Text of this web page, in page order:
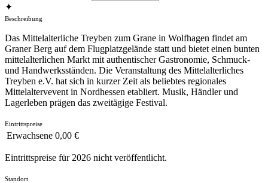
✦
Beschreibung
Das Mittelalterliche Treyben zum Grane in Wolfhagen findet am
Graner Berg auf dem Flugplatzgelände statt und bietet einen bunten
mittelalterlichen Markt mit authentischer Gastronomie, Schmuck-
und Handwerksständen. Die Veranstaltung des Mittelalterliches
Treyben e.V. hat sich in kurzer Zeit als beliebtes regionales
Mittelaltervevent in Nordhessen etabliert. Musik, Händler und
Lagerleben prägen das zweitägige Festival.
Eintrittspreise
Erwachsene 0,00 €
Eintrittspreise für 2026 nicht veröffentlicht.
Standort